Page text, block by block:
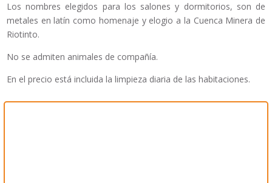
Los nombres elegidos para los salones y dormitorios, son de
metales en latín como homenaje y elogio a la Cuenca Minera de
Riotinto.
No se admiten animales de compañía.
En el precio está incluida la limpieza diaria de las habitaciones.